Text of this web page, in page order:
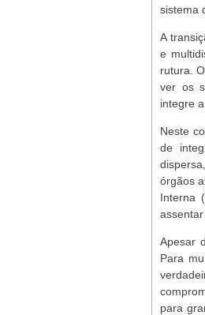
sistema
A
e
rutura.
ver os
integre
Neste
de
órgãos
Interna
Apesar
Para
para